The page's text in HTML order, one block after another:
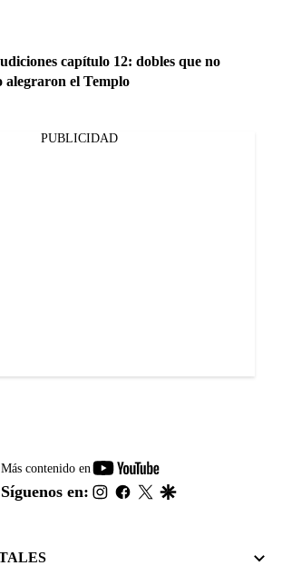
capítulo 12: dobles que no
alegraron el Templo
PUBLICIDAD
Más contenido en
youtube-
footer
Síguenos en: instagram
facebook
twitter